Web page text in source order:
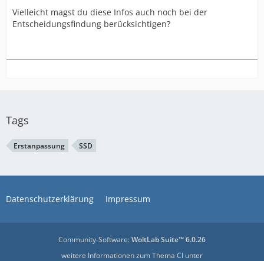
Vielleicht magst du diese Infos auch noch bei der
Entscheidungsfindung berücksichtigen?
Tags
Erstanpassung SSD
Datenschutzerklärung Impressum
Community-Software:WoltLab Suite™ 6.0.26
weitere Informationen zum Thema CI unter